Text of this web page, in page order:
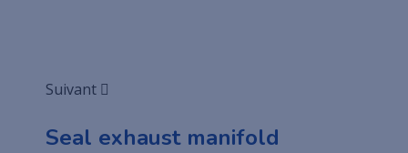
Suivant
Seal exhaust manifold